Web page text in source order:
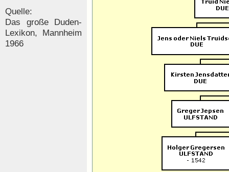
Quelle:
Das große Duden-
Lexikon, Mannheim
1966